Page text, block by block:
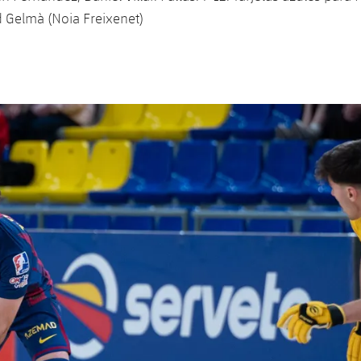
Gelmà (Noia Freixenet)